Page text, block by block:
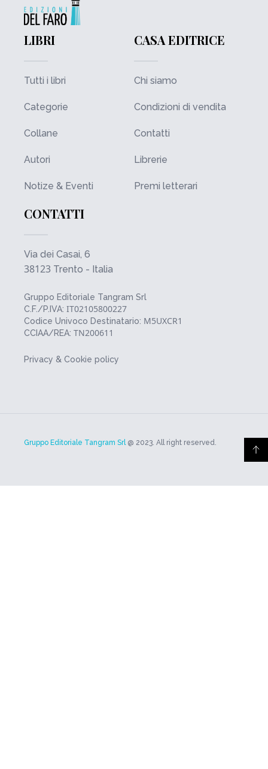
LIBRI
Tutti i libri
Categorie
Collane
Autori
Notize & Eventi
CASA EDITRICE
Chi siamo
Condizioni di vendita
Contatti
Librerie
Premi letterari
CONTATTI
Via dei Casai, 6
38123 Trento - Italia
Gruppo Editoriale Tangram Srl
C.F./P.IVA: IT02105800227
Codice Univoco Destinatario: M5UXCR1
CCIAA/REA: TN200611
Privacy & Cookie policy
Gruppo Editoriale Tangram Srl@ 2023. All right reserved.